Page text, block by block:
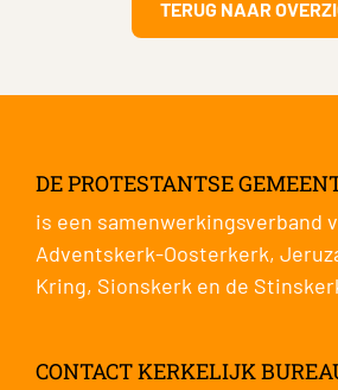
TERUG NAAR
DE PROTESTANTSE
is een samenwerkingsverband
Adventskerk-Oosterkerk,
Kring, Sionskerk en de
CONTACT KERKELIJK